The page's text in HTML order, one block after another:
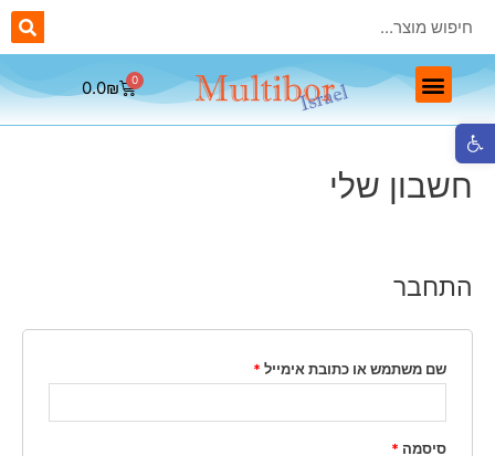
פתח סרגל נגישות
0.0₪
חשבון שלי
התחבר
שם משתמש או כתובת אימייל *
סיסמה *